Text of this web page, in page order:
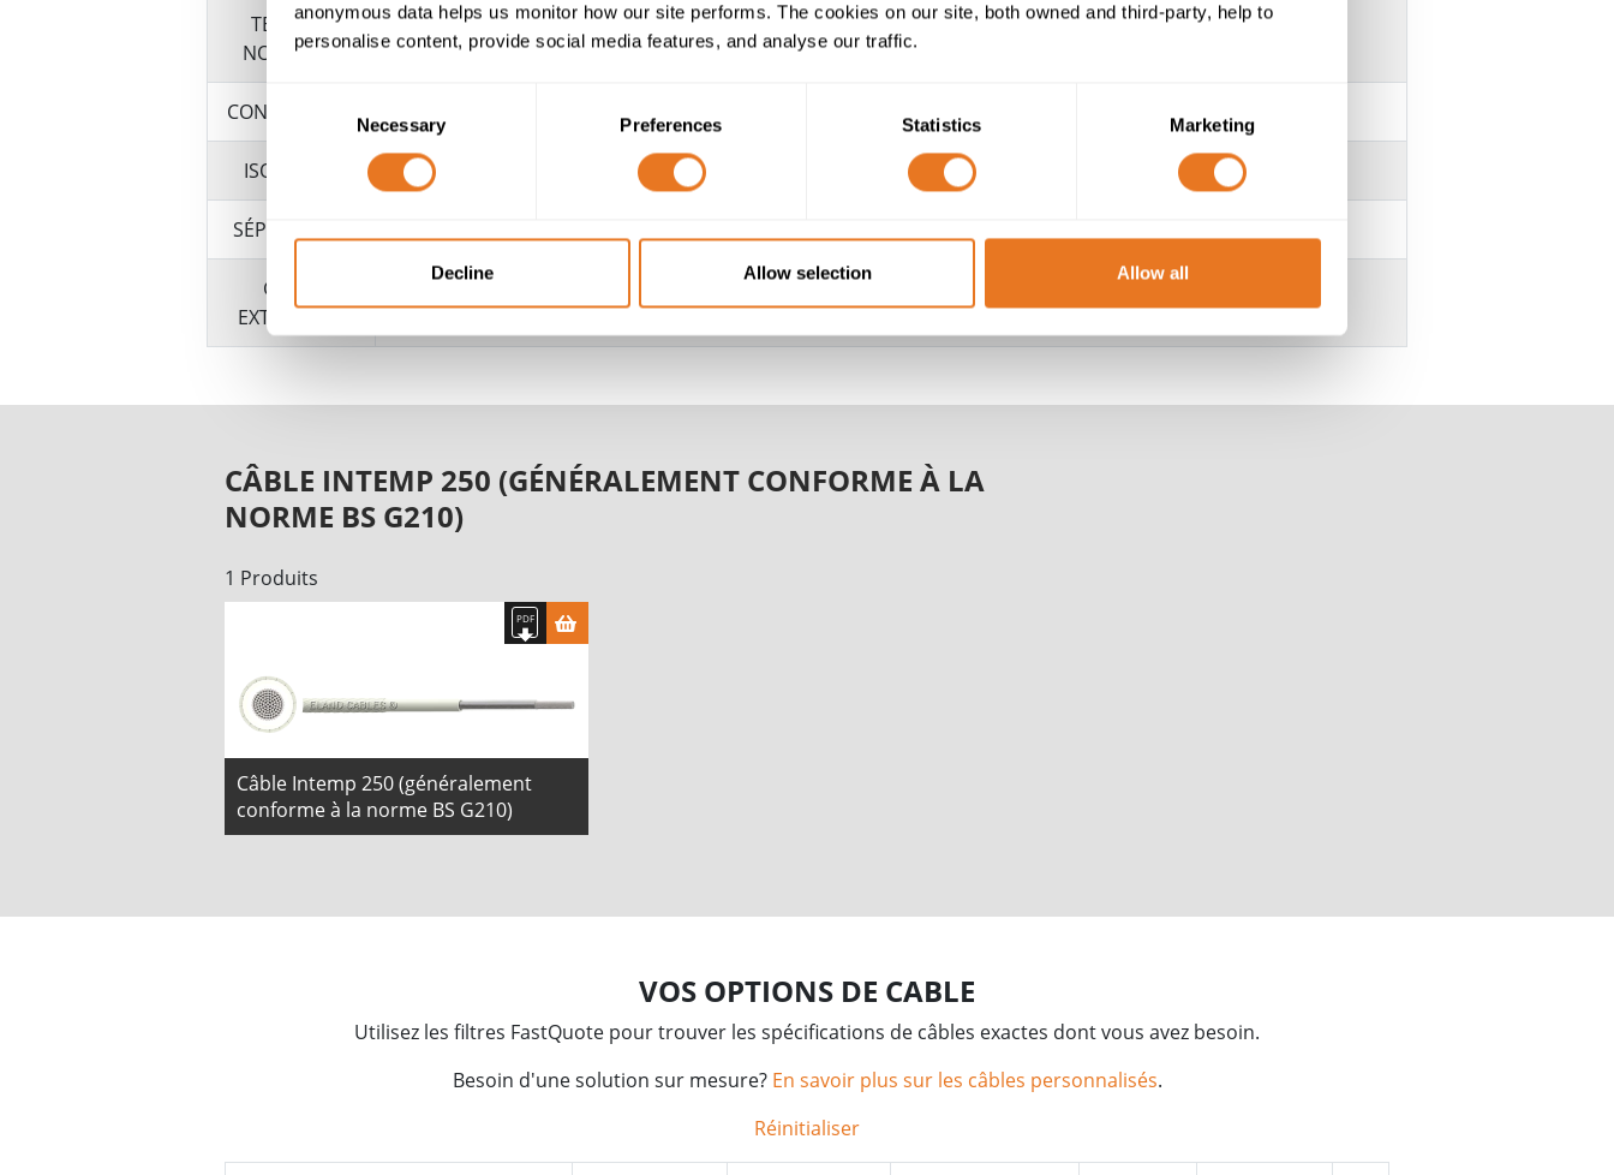
anonymous data helps us monitor how our site performs. The cookies on our site, both owned and third-party, help to
personalise content, provide social media features, and analyse our traffic.
Selection
Necessary Preferences Statistics Marketing
Decline Allow selection Allow all
TENSION
NOMINALE
0.6/1kV
CONDUCTEUR Conducteur en cuivre nickelé souple de classe 5
ISOLATION PFA (Akoxyperfluoré)
SÉPARATEUR
GAINE
EXTÉRIEURE
Tresse en fibre de verre avec vernis résistant à la chaleur
CÂBLE INTEMP 250 (GÉNÉRALEMENT CONFORME À LA
NORME BS G210)
1 Produits
Câble Intemp 250 (généralement
conforme à la norme BS G210)
VOS OPTIONS DE CABLE
Utilisez les filtres FastQuote pour trouver les spécifications de câbles exactes dont vous avez besoin.
Besoin d'une solution sur mesure? En savoir plus sur les câbles personnalisés.
Réinitialiser